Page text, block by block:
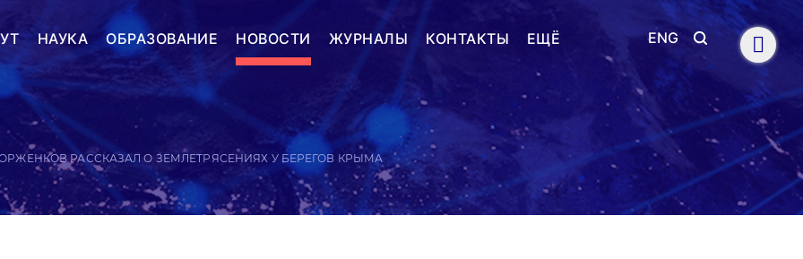
НАУКА ОБРАЗОВАНИЕ НОВОСТИ ЖУРНАЛЫ КОНТАКТЫ ЕЩЁ ENG
РАССКАЗАЛ О ЗЕМЛЕТРЯСЕНИЯХ У БЕРЕГОВ КРЫМА